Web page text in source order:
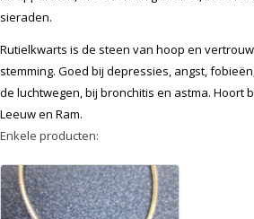
sieraden.
Rutielkwarts is de steen van hoop en
stemming. Goed bij depressies, angst,
de luchtwegen, bij bronchitis en astma. Hoort
Leeuw en Ram.
Enkele producten: